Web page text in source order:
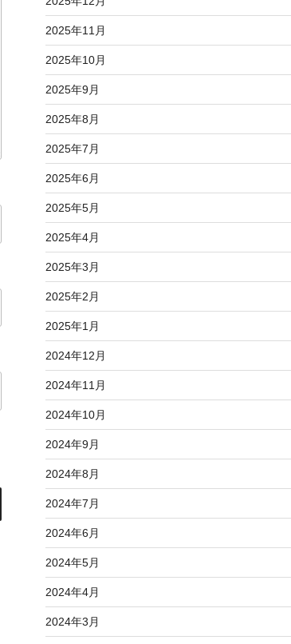
2025年11月
2025年10月
2025年9月
2025年8月
2025年7月
2025年6月
2025年5月
2025年4月
2025年3月
2025年2月
2025年1月
2024年12月
2024年11月
2024年10月
2024年9月
2024年8月
2024年7月
2024年6月
2024年5月
2024年4月
2024年3月